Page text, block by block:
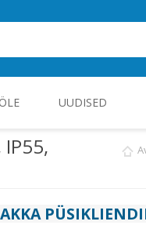
UUDISED
IP55,